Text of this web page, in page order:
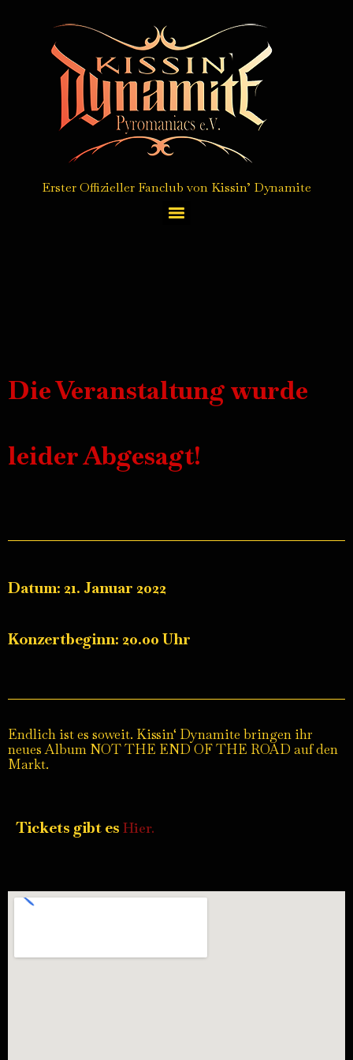
Erster Offizieller Fanclub von Kissin’ Dynamite
Die Veranstaltung wurde
leider Abgesagt!
Datum: 21. Januar 2022
Konzertbeginn: 20.00 Uhr
Endlich ist es soweit. Kissin‘ Dynamite bringen ihr
neues Album NOT THE END OF THE ROAD auf den
Markt.
Tickets gibt es Hier.